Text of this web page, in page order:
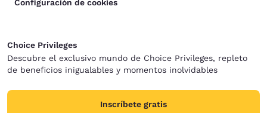
Configuración de cookies
Choice Privileges
Descubre el exclusivo mundo de Choice Privileges, repleto
de beneficios inigualables y momentos inolvidables
Inscríbete gratis